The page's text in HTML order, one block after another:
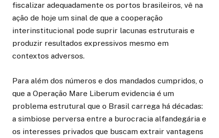
fiscalizar adequadamente os portos brasileiros, vê na
ação de hoje um sinal de que a cooperação
interinstitucional pode suprir lacunas estruturais e
produzir resultados expressivos mesmo em
contextos adversos.
Para além dos números e dos mandados cumpridos, o
que a Operação Mare Liberum evidencia é um
problema estrutural que o Brasil carrega há décadas:
a simbiose perversa entre a burocracia alfandegária e
os interesses privados que buscam extrair vantagens